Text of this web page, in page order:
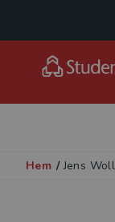
Hem / Jens